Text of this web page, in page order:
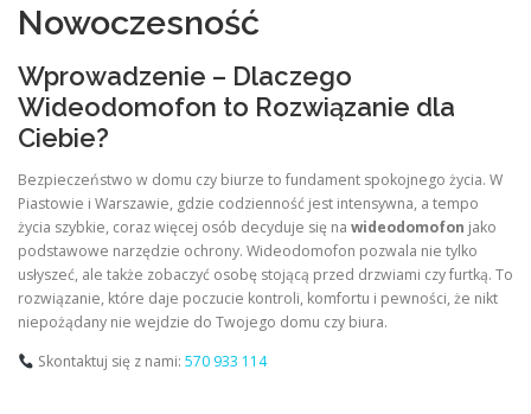
Nowoczesność
Wprowadzenie – Dlaczego
Wideodomofon to Rozwiązanie dla
Ciebie?
Bezpieczeństwo w domu czy biurze to fundament spokojnego życia. W
Piastowie i Warszawie, gdzie codzienność jest intensywna, a tempo
życia szybkie, coraz więcej osób decyduje się na wideodomofon jako
podstawowe narzędzie ochrony. Wideodomofon pozwala nie tylko
usłyszeć, ale także zobaczyć osobę stojącą przed drzwiami czy furtką. To
rozwiązanie, które daje poczucie kontroli, komfortu i pewności, że nikt
niepożądany nie wejdzie do Twojego domu czy biura.
Skontaktuj się z nami: 570 933 114